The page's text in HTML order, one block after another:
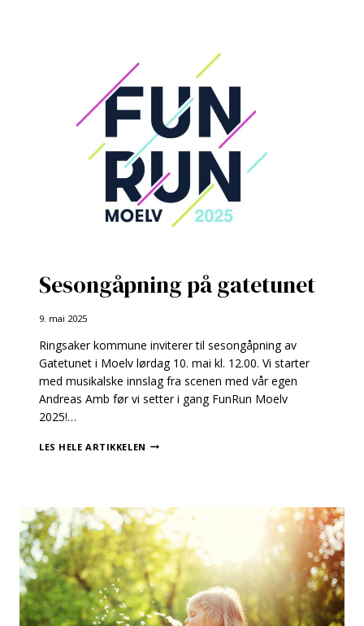
Sesongåpning på gatetunet
9. mai 2025
Ringsaker kommune inviterer til sesongåpning av
Gatetunet i Moelv lørdag 10. mai kl. 12.00. Vi starter
med musikalske innslag fra scenen med vår egen
Andreas Amb før vi setter i gang FunRun Moelv
2025!…
LES HELE ARTIKKELEN SESONGÅPNING